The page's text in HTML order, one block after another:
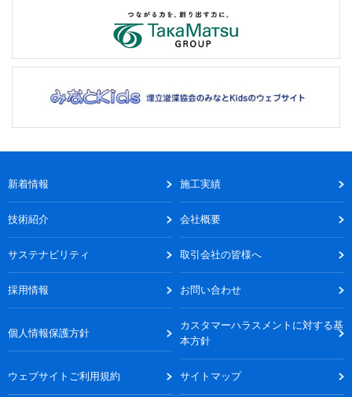
新着情報 施工実績
技術紹介 会社概要
サステナビリティ 取引会社の皆様へ
採用情報 お問い合わせ
個人情報保護方針
カスタマーハラスメントに対する基
本方針
ウェブサイトご利用規約 サイトマップ